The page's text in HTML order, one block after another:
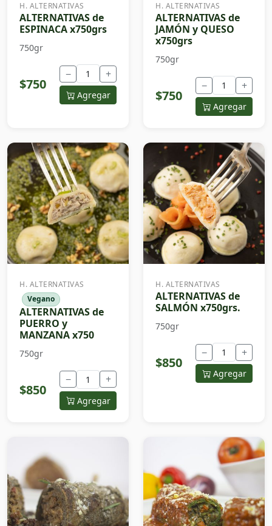
H. ALTERNATIVAS
ALTERNATIVAS de
ESPINACA x750grs
750gr
$750
− +
Agregar
H. ALTERNATIVAS
ALTERNATIVAS de
JAMÓN y QUESO
x750grs
750gr
$750
− +
Agregar
H. ALTERNATIVAS
Vegano
ALTERNATIVAS de
PUERRO y
MANZANA x750
750gr
$850
− +
Agregar
H. ALTERNATIVAS
ALTERNATIVAS de
SALMÓN x750grs.
750gr
$850
− +
Agregar